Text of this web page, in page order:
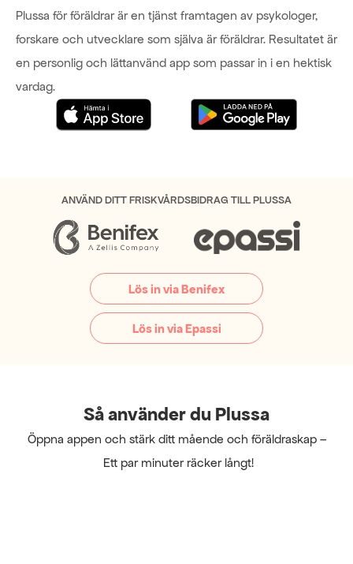
Plussa för föräldrar är en tjänst framtagen av psykologer,
forskare och utvecklare som själva är föräldrar. Resultatet är
en personlig och lättanvänd app som passar in i en hektisk
vardag.
ANVÄND DITT FRISKVÅRDSBIDRAG TILL PLUSSA
Lös in via Benifex
Lös in via Epassi
Så använder du Plussa
Öppna appen och stärk ditt mående och föräldraskap –
Ett par minuter räcker långt!